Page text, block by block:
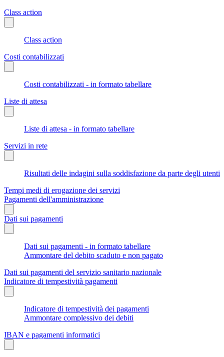
Class action
Class action
Costi contabilizzati
Costi contabilizzati - in formato tabellare
Liste di attesa
Liste di attesa - in formato tabellare
Servizi in rete
Risultati delle indagini sulla soddisfazione da parte degli utenti
Tempi medi di erogazione dei servizi
Pagamenti dell'amministrazione
Dati sui pagamenti
Dati sui pagamenti - in formato tabellare
Ammontare del debito scaduto e non pagato
Dati sui pagamenti del servizio sanitario nazionale
Indicatore di tempestività pagamenti
Indicatore di tempestività dei pagamenti
Ammontare complessivo dei debiti
IBAN e pagamenti informatici